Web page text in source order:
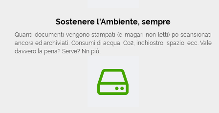
Sostenere l'Ambiente, sempre
Quanti documenti vengono stampati (e magari non letti) po scansionati
ancora ed archiviati. Consumi di acqua, Co2, inchiostro, spazio, ecc. Vale
davvero la pena? Serve? Nn più..